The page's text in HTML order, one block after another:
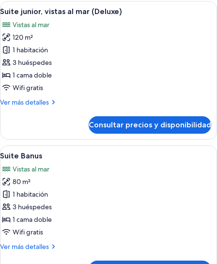
habitación,
Abrir
todas
las
fotos
de
Suite
junior,
vistas
mar
Un balcón con sillones blancos, una
22
Suite junior, vistas al mar (Deluxe)
Vistas al mar
120 m²
1 habitación
3 huéspedes
1 cama doble
Wifi gratis
Ver más detalles
Más
junior,
vistas
al
(Deluxe)
Consultar precios y disponibilidad
Abrir
todas
las
fotos
de
Suite
Banus
Una habitación con un ventanal
14
Suite Banus
Vistas al mar
80 m²
1 habitación
3 huéspedes
1 cama doble
Wifi gratis
Ver más detalles
Más